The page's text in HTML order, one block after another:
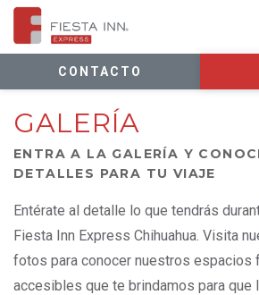
CONTACTO
GALERÍA
ENTRA A LA GALERÍA Y
DETALLES PARA TU VIAJE
Entérate al detalle lo que tendrás
Fiesta Inn Express Chihuahua. Visita
fotos para conocer nuestros espacios
accesibles que te brindamos para que